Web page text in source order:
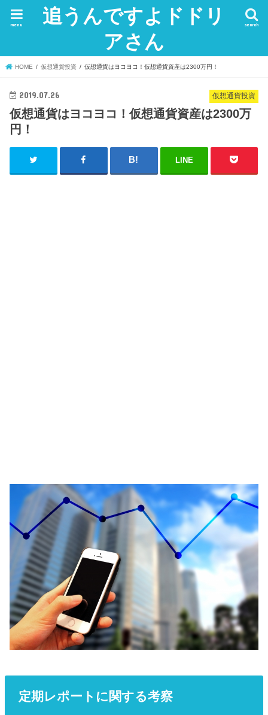
追うんですよドドリ
アさん
search
menu
HOME 仮想通貨投資 仮想通貨はヨコヨコ！仮想通貨資産は2300万円！
仮想通貨投資
2019.07.26
仮想通貨はヨコヨコ！仮想通貨資産は2300万
円！
LINE
定期レポートに関する考察